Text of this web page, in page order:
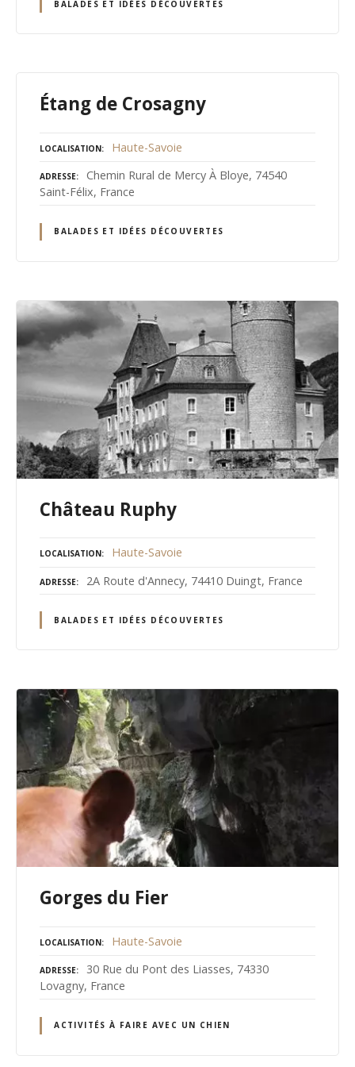
BALADES ET IDÉES DÉCOUVERTES
Étang de Crosagny
LOCALISATION Haute-Savoie
ADRESSE
Chemin Rural de Mercy À Bloye, 74540
Saint-Félix, France
BALADES ET IDÉES DÉCOUVERTES
Château Ruphy
LOCALISATION Haute-Savoie
ADRESSE 2A Route d'Annecy, 74410 Duingt, France
BALADES ET IDÉES DÉCOUVERTES
Gorges du Fier
LOCALISATION Haute-Savoie
ADRESSE
30 Rue du Pont des Liasses, 74330
Lovagny, France
ACTIVITÉS À FAIRE AVEC UN CHIEN